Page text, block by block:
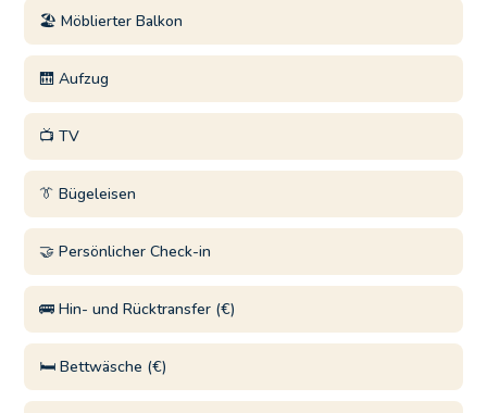
🏖️ Möblierter Balkon
🛗 Aufzug
📺 TV
👔 Bügeleisen
🤝 Persönlicher Check-in
🚌 Hin- und Rücktransfer (€)
🛏️ Bettwäsche (€)